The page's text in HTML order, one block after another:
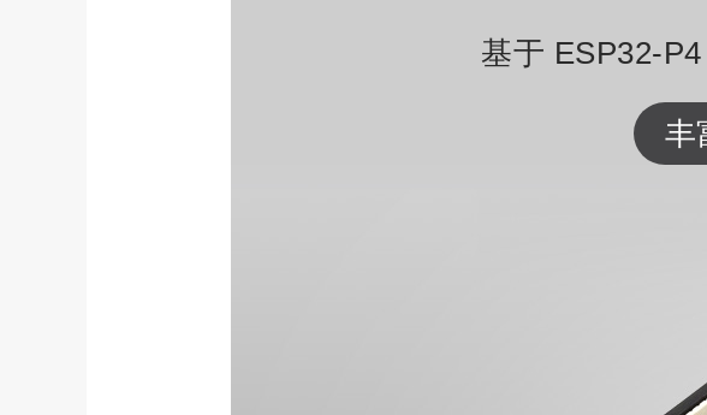
基于 ESP32-
丰